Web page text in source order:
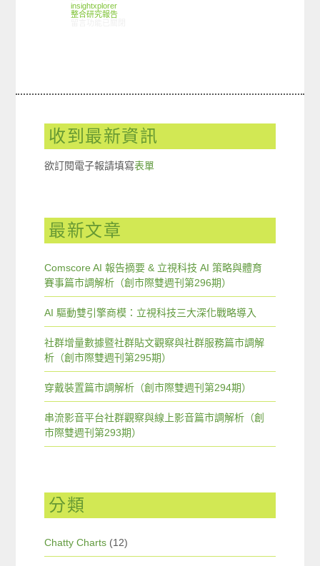
insightxplorer
整合研究報告
收到最新資訊
欲訂閱電子報請填寫表單
最新文章
Comscore AI 報告摘要 & 立視科技 AI 策略與體育
賽事篇市調解析（創市際雙週刊第296期）
AI 驅動雙引擎商模：立視科技三大深化戰略導入
社群增量數據暨社群貼文觀察與社群服務篇市調解
析（創市際雙週刊第295期）
穿戴裝置篇市調解析（創市際雙週刊第294期）
串流影音平台社群觀察與線上影音篇市調解析（創
市際雙週刊第293期）
分類
Chatty Charts (12)